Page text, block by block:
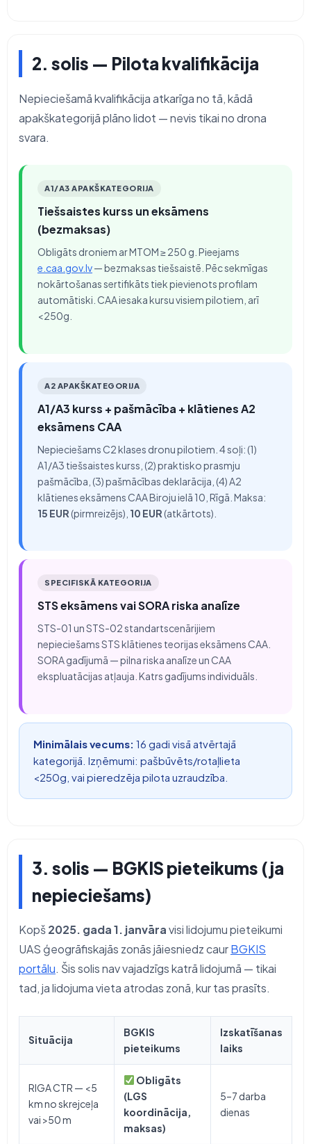
2. solis — Pilota kvalifikācija
Nepieciešamā kvalifikācija atkarīga no tā, kādā
apakškategorijā plāno lidot — nevis tikai no drona
svara.
A1/A3 APAKŠKATEGORIJA
Tiešsaistes kurss un eksāmens
(bezmaksas)
Obligāts droniem ar MTOM ≥ 250 g. Pieejams
e.caa.gov.lv— bezmaksas tiešsaistē. Pēc sekmīgas
nokārtošanas sertifikāts tiek pievienots profilam
automātiski. CAA iesaka kursu visiem pilotiem, arī
<250g.
A2 APAKŠKATEGORIJA
A1/A3 kurss + pašmācība + klātienes A2
eksāmens CAA
Nepieciešams C2 klases dronu pilotiem. 4 soļi: (1)
A1/A3 tiešsaistes kurss, (2) praktisko prasmju
pašmācība, (3) pašmācības deklarācija, (4) A2
klātienes eksāmens CAA Biroju ielā 10, Rīgā. Maksa:
15 EUR (pirmreizējs), 10 EUR (atkārtots).
SPECIFISKĀ KATEGORIJA
STS eksāmens vai SORA riska analīze
STS-01 un STS-02 standartscenārijiem
nepieciešams STS klātienes teorijas eksāmens CAA.
SORA gadījumā — pilna riska analīze un CAA
ekspluatācijas atļauja. Katrs gadījums individuāls.
Minimālais vecums: 16 gadi visā atvērtajā
kategorijā. Izņēmumi: pašbūvēts/rotaļlieta
<250g, vai pieredzēja pilota uzraudzība.
3. solis — BGKIS pieteikums (ja
nepieciešams)
Kopš2025. gada 1. janvāravisi lidojumu pieteikumi
UAS ģeogrāfiskajās zonās jāiesniedz caurBGKIS
portālu. Šis solis nav vajadzīgs katrā lidojumā — tikai
tad, ja lidojuma vieta atrodas zonā, kur tas prasīts.
Situācija
BGKIS
pieteikums
Izskatīšanas
laiks
RIGA CTR — <5
km no skrejceļa
vai >50 m
Obligāts
(LGS
koordinācija,
maksas)
5–7 darba
dienas